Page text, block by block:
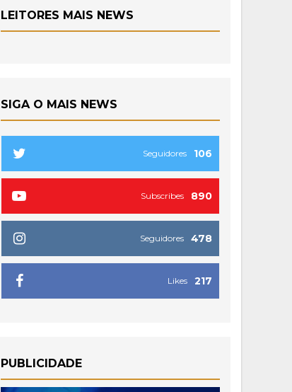
LEITORES MAIS NEWS
SIGA O MAIS NEWS
106
Seguidores
890
Subscribes
478
Seguidores
217
Likes
PUBLICIDADE